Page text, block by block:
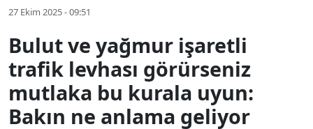
27 Ekim 2025 - 09:51
Bulut ve yağmur işaretli
trafik levhası görürseniz
mutlaka bu kurala uyun:
Bakın ne anlama geliyor